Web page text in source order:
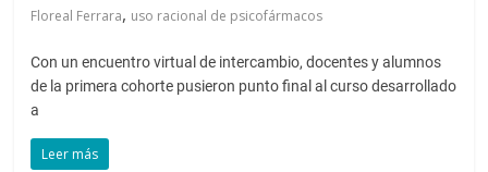
Floreal Ferrara, uso racional de psicofármacos
Con un encuentro virtual de intercambio, docentes y alumnos
de la primera cohorte pusieron punto final al curso desarrollado
a
Leer más